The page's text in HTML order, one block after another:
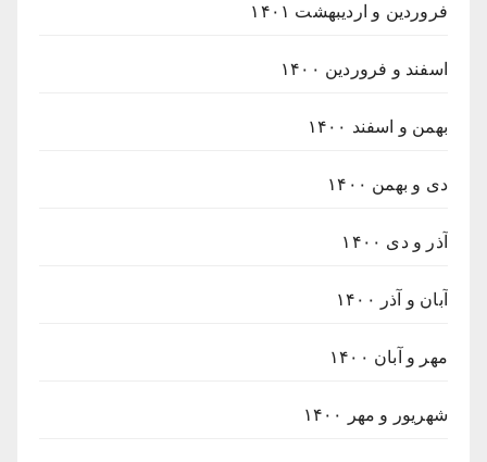
فروردین و اردیبهشت ۱۴۰۱
اسفند و فروردین ۱۴۰۰
بهمن و اسفند ۱۴۰۰
دی و بهمن ۱۴۰۰
آذر و دی ۱۴۰۰
آبان و آذر ۱۴۰۰
مهر و آبان ۱۴۰۰
شهریور و مهر ۱۴۰۰